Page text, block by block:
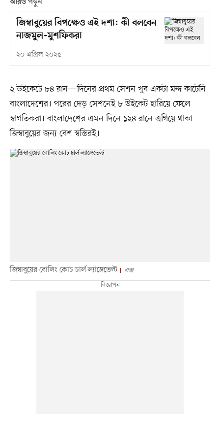
জিম্বাবুয়ের বিপক্ষেও এই দশা: কী বলবেন
নাজমুল–মুশফিকরা
২০ এপ্রিল ২০২৫
২ উইকেটে ৮৪ রান—দিনের প্রথম সেশন খুব একটা মন্দ কাটেনি
বাংলাদেশের। পরের দেড় সেশনেই ৮ উইকেট হারিয়ে ফেলে
স্বাগতিকরা। বাংলাদেশের এমন দিনে ১২৪ রানে এগিয়ে থাকা
জিম্বাবুয়ের জন্য বেশ স্বস্তিরই।
জিম্বাবুয়ের বোলিং কোচ চার্ল ল্যাঙ্গেভেল্ট এক্স